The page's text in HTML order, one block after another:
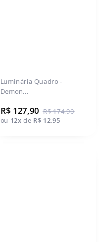
Luminária Quadro -
Demon...
R$ 127,90 R$ 174,90
ou 12x de R$ 12,95